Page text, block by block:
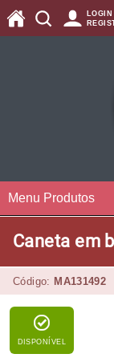
LOGIN
Menu Produtos
Caneta em
Código: MA131492
DISPONÍVEL